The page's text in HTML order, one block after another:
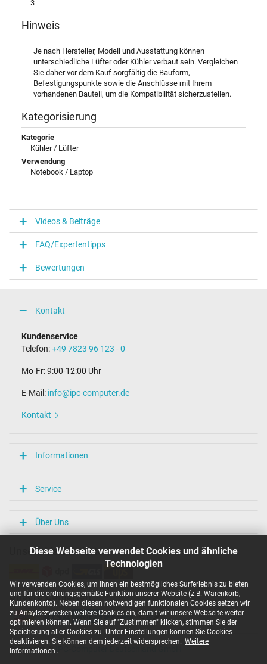
Diese Webseite verwendet Cookies und ähnliche
Technologien
Wir verwenden Cookies, um Ihnen ein bestmögliches Surferlebnis zu bieten
und für die ordnungsgemäße Funktion unserer Website (z.B. Warenkorb,
Kundenkonto). Neben diesen notwendigen funktionalen Cookies setzen wir
zu Anaylsezwecken weitere Cookies ein, damit wir unsere Webseite weiter
optimieren können. Wenn Sie auf "Zustimmen" klicken, stimmen Sie der
Speicherung aller Cookies zu. Unter Einstellungen können Sie Cookies
deaktivieren. Sie können dem jederzeit widersprechen. Weitere
Informationen .
3
Hinweis
Je nach Hersteller, Modell und Ausstattung können
unterschiedliche Lüfter oder Kühler verbaut sein. Vergleichen
Sie daher vor dem Kauf sorgfältig die Bauform,
Befestigungspunkte sowie die Anschlüsse mit Ihrem
vorhandenen Bauteil, um die Kompatibilität sicherzustellen.
Kategorisierung
Kategorie
Kühler / Lüfter
Verwendung
Notebook / Laptop
Videos & Beiträge
FAQ/Expertentipps
Bewertungen
Kontakt
Kundenservice
Telefon:+49 7823 96 123 - 0
Mo-Fr: 9:00-12:00 Uhr
E-Mail: info@ipc-computer.de
Kontakt
Informationen
Service
Über Uns
Unsere Versandarten
Unsere Zahlarten
Copyright ©